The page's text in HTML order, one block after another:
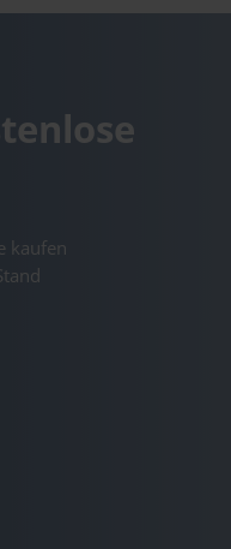
kaufen